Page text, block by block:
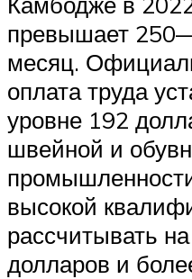
превышает
месяц.
оплата труда
уровне 192
швейной и
высокой
рассчитывать
долларов и